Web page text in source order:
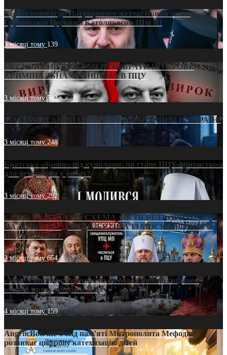
Від віолончелі до Патріаршого жезла: Новий шлях
Грузинської Церкви з Католикосом Шіо III
3 місяці тому 139
ЕКСКЛЮЗИВ (ДОКУМЕНТИ)/БРАТИ ПО КРОВІ:
КРИМІНАЛЬНА ФРАНШИЗА В ПЦУ
3 місяці тому542
МАТЕРИНСЬКИЙ ОМОРФОР В ЧАС ВІЙНИ В УКРАЇНІ
3 місяці тому248
Братська «броня» під куполами: чи стане ПЦУ прихистком
для дезертирів у рясах?
3 місяці тому292
СВЯТІ УХИЛЯНТИ: СХЕМА, ЯК ПЕРЕТВОРИТИ ПЦУ
НА «ОФШОР» ДЛЯ ДЕЗЕРТИРА ІЗ МОСКОВСЬКОГО
ПАТРІАРХАТУ
3 місяці тому654
«Кейс Тихона» у Тернополі: як Молитовний сніданок
оголив кризу довіри в ПЦУ
4 місяці тому159
AngelicBot: як Фонд пам’яті Митрополита Мефодія
розвиває цифрову катехизацію дітей